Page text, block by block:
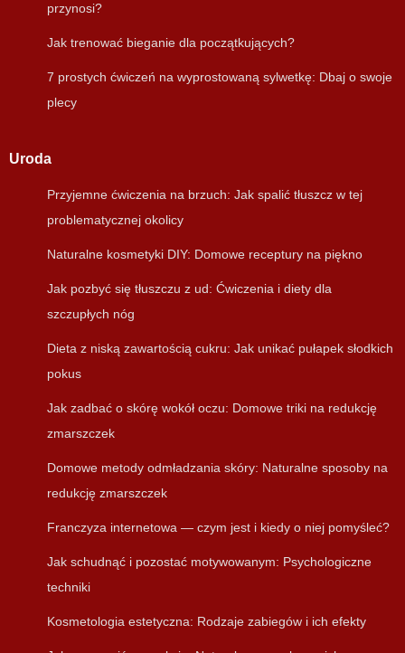
przynosi?
Jak trenować bieganie dla początkujących?
7 prostych ćwiczeń na wyprostowaną sylwetkę: Dbaj o swoje
plecy
Uroda
Przyjemne ćwiczenia na brzuch: Jak spalić tłuszcz w tej
problematycznej okolicy
Naturalne kosmetyki DIY: Domowe receptury na piękno
Jak pozbyć się tłuszczu z ud: Ćwiczenia i diety dla
szczupłych nóg
Dieta z niską zawartością cukru: Jak unikać pułapek słodkich
pokus
Jak zadbać o skórę wokół oczu: Domowe triki na redukcję
zmarszczek
Domowe metody odmładzania skóry: Naturalne sposoby na
redukcję zmarszczek
Franczyza internetowa — czym jest i kiedy o niej pomyśleć?
Jak schudnąć i pozostać motywowanym: Psychologiczne
techniki
Kosmetologia estetyczna: Rodzaje zabiegów i ich efekty